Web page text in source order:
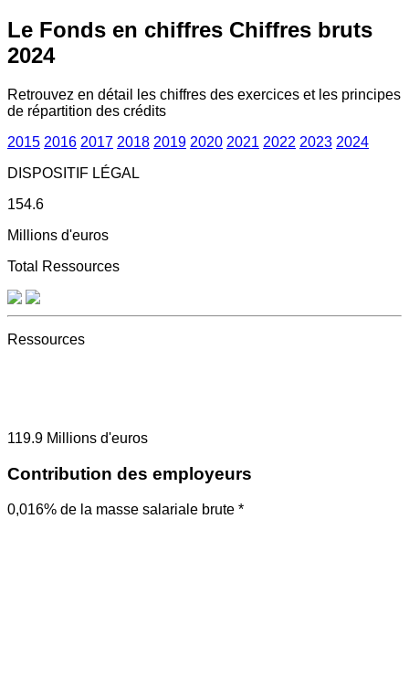
Le Fonds en chiffres Chiffres bruts
2024
Retrouvez en détail les chiffres des exercices et les principes
de répartition des crédits
2015 2016 2017 2018 2019 2020 2021 2022 2023 2024
DISPOSITIF LÉGAL
154.6
Millions d'euros
Total Ressources
Ressources
119.9 Millions d'euros
Contribution des employeurs
0,016% de la masse salariale brute *